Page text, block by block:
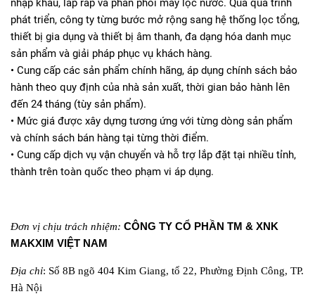
nhập khẩu, lắp ráp và phân phối máy lọc nước. Qua quá trình
phát triển, công ty từng bước mở rộng sang hệ thống lọc tổng,
thiết bị gia dụng và thiết bị âm thanh, đa dạng hóa danh mục
sản phẩm và giải pháp phục vụ khách hàng.
• Cung cấp các sản phẩm chính hãng, áp dụng chính sách bảo
hành theo quy định của nhà sản xuất, thời gian bảo hành lên
đến 24 tháng (tùy sản phẩm).
• Mức giá được xây dựng tương ứng với từng dòng sản phẩm
và chính sách bán hàng tại từng thời điểm.
• Cung cấp dịch vụ vận chuyển và hỗ trợ lắp đặt tại nhiều tỉnh,
thành trên toàn quốc theo phạm vi áp dụng.
Đơn vị chịu trách nhiệm: CÔNG TY CỔ PHẦN TM & XNK
MAKXIM VIỆT NAM
Địa chỉ: Số 8B ngõ 404 Kim Giang, tổ 22, Phường Định Công, TP.
Hà Nội